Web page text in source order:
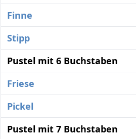
Finne
Stipp
Pustel mit 6 Buchstaben
Friese
Pickel
Pustel mit 7 Buchstaben